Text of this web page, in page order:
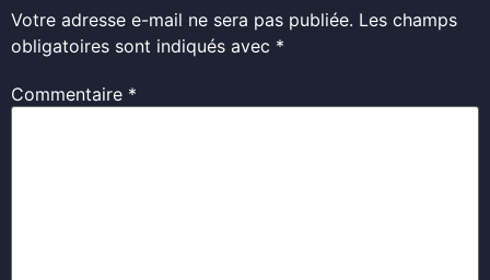
Votre adresse e-mail ne sera pas publiée. Les champs
obligatoires sont indiqués avec *
Commentaire *